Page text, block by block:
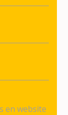
en website